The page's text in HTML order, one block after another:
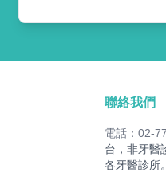
聯絡我們
電話：02-
台，非牙醫
各牙醫診所